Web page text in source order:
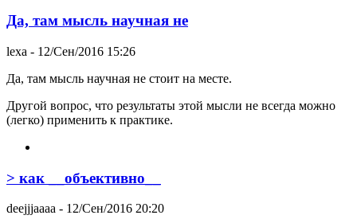
Да, там мысль научная не
lexa - 12/Сен/2016 15:26
Да, там мысль научная не стоит на месте.
Другой вопрос, что результаты этой мысли не всегда можно
(легко) применить к практике.
> как __объективно__
deejjjaaaa - 12/Сен/2016 20:20